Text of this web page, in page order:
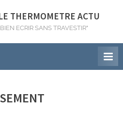
THERMOMETRE ACTU
ECRIR SANS TRAVESTIR"